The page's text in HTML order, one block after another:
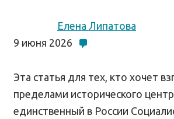
Елена Липатова
9 июня 2026
Эта статья для тех, кто хочет
пределами исторического
единственный в России